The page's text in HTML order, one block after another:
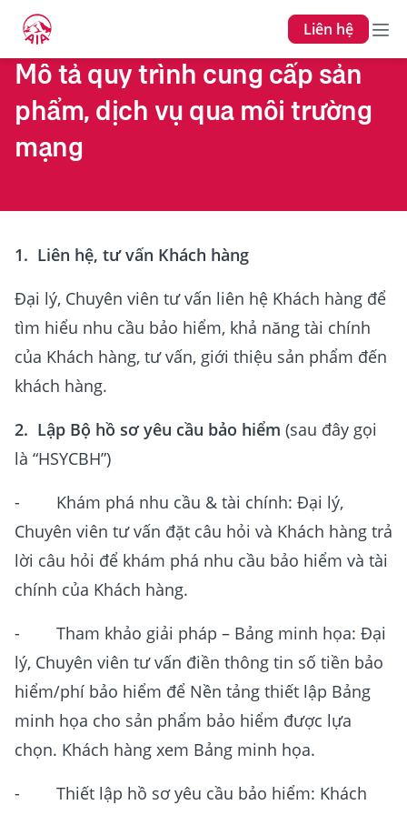
Liên hệ
Mô tả quy trình cung cấp sản
phẩm, dịch vụ qua môi trường
mạng
1. Liên hệ, tư vấn Khách hàng
Đại lý, Chuyên viên tư vấn liên hệ Khách hàng để
tìm hiểu nhu cầu bảo hiểm, khả năng tài chính
của Khách hàng, tư vấn, giới thiệu sản phẩm đến
khách hàng.
2. Lập Bộ hồ sơ yêu cầu bảo hiểm (sau đây gọi
là “HSYCBH”)
- Khám phá nhu cầu & tài chính: Đại lý,
Chuyên viên tư vấn đặt câu hỏi và Khách hàng trả
lời câu hỏi để khám phá nhu cầu bảo hiểm và tài
chính của Khách hàng.
- Tham khảo giải pháp – Bảng minh họa: Đại
lý, Chuyên viên tư vấn điền thông tin số tiền bảo
hiểm/phí bảo hiểm để Nền tảng thiết lập Bảng
minh họa cho sản phẩm bảo hiểm được lựa
chọn. Khách hàng xem Bảng minh họa.
- Thiết lập hồ sơ yêu cầu bảo hiểm: Khách